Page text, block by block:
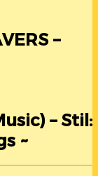
–
– Stil:
~